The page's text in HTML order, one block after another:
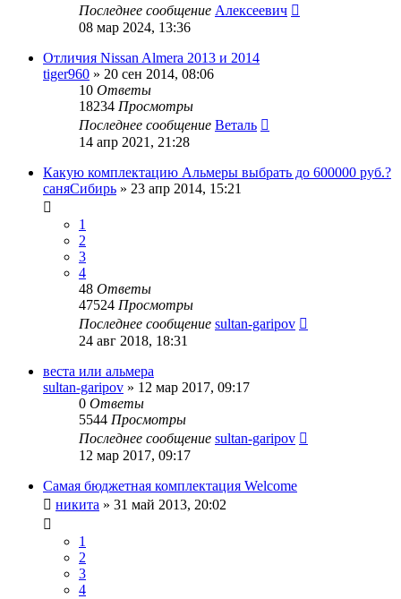
Последнее сообщение Алексеевич
08 мар 2024, 13:36
Отличия Nissan Almera 2013 и 2014
tiger960 » 20 сен 2014, 08:06
10 Ответы
18234 Просмотры
Последнее сообщение Веталь
14 апр 2021, 21:28
Какую комплектацию Альмеры выбрать до 600000 руб.?
саняСибирь » 23 апр 2014, 15:21
1
2
3
4
48 Ответы
47524 Просмотры
Последнее сообщение sultan-garipov
24 авг 2018, 18:31
веста или альмера
sultan-garipov » 12 мар 2017, 09:17
0 Ответы
5544 Просмотры
Последнее сообщение sultan-garipov
12 мар 2017, 09:17
Самая бюджетная комплектация Welcome
никита » 31 май 2013, 20:02
1
2
3
4